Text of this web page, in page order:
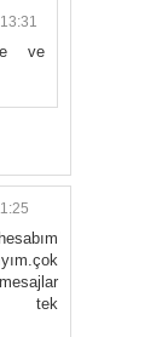
ve
tek